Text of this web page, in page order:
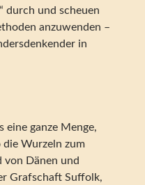
durch und scheuen
anzuwenden –
in
eine ganze Menge,
Wurzeln zum
von Dänen und
Grafschaft Suffolk,